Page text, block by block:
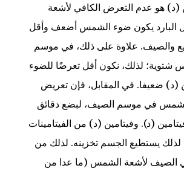
هو عدم التعرض الكافي لأشعة
يكون ضوء الشمس أضعف وأقل
والصيف. علاوة على ذلك، في موسم
شتوية؛ لذلك، نكون أقل تعرضًا للضوء
(د) ضعيفا. في المقابل، فإن تعريض
في موسم الصيف، لبضع دقائق
(د). وفيتامين (د) من الفيتامينات
لذلك يستطيع الجسم تخزينه. لذلك من
الصيف لأشعة الشمس (ما عدا من